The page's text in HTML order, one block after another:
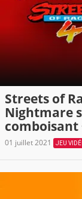
Streets of
Nightmare
comboisant
01 juillet 2021 JEU